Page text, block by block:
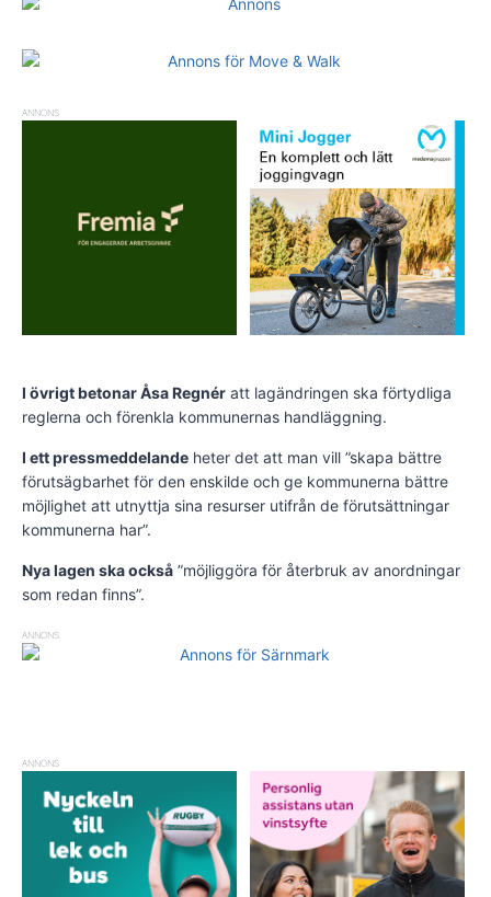
ANNONS
I övrigt betonar Åsa Regnér att lagändringen ska förtydliga
reglerna och förenkla kommunernas handläggning.
I ett pressmeddelande heter det att man vill ”skapa bättre
förutsägbarhet för den enskilde och ge kommunerna bättre
möjlighet att utnyttja sina resurser utifrån de förutsättningar
kommunerna har”.
Nya lagen ska också ”möjliggöra för återbruk av anordningar
som redan finns”.
ANNONS
ANNONS